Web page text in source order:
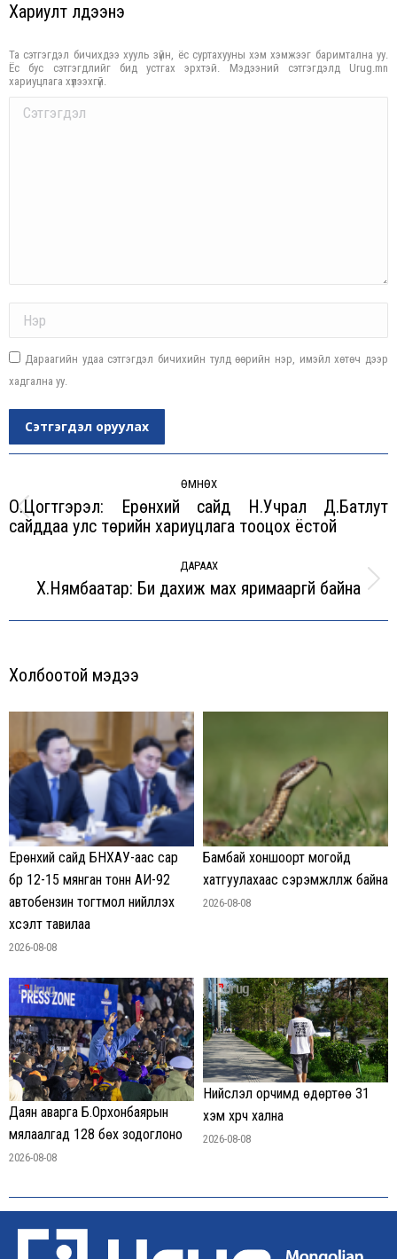
Хариулт үлдээнэ үү
Та сэтгэгдэл бичихдээ хууль зүйн, ёс суртахууны хэм хэмжээг баримтална уу.
Ёс бус сэтгэгдлийг бид устгах эрхтэй. Мэдээний сэтгэгдэлд Urug.mn
хариуцлага хүлээхгүй.
Comment
Дараагийн удаа сэтгэгдэл бичихийн тулд өөрийн нэр, имэйл хөтөч дээр
хадгална уу.
Сэтгэгдэл оруулах
ӨМНӨХ
Previous
post:
О.Цогтгэрэл: Ерөнхий сайд Н.Учрал Д.Батлут
сайддаа улс төрийн хариуцлага тооцох ёстой
ДАРААХ
Next
Х.Нямбаатар: Би дахиж мах яримааргүй байна
Холбоотой мэдээ
Ерөнхий сайд БНХАУ-аас сар
бүр 12-15 мянган тонн АИ-92
автобензин тогтмол нийлүүлэх
хүсэлт тавилаа
2026-08-08
Бамбай хоншоорт могойд
хатгуулахаас сэрэмжлүүлж байна
2026-08-08
Даян аварга Б.Орхонбаярын
мялаалгад 128 бөх зодоглоно
2026-08-08
Нийслэл орчимд өдөртөө 31
хэм хүрч хална
2026-08-08